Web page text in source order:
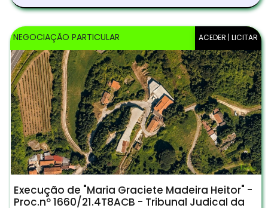
ACEDER | LICITAR
NEGOCIAÇÃO PARTICULAR
Execução de "Maria Graciete Madeira Heitor" -
Proc.nº 1660/21.4T8ACB - Tribunal Judical da